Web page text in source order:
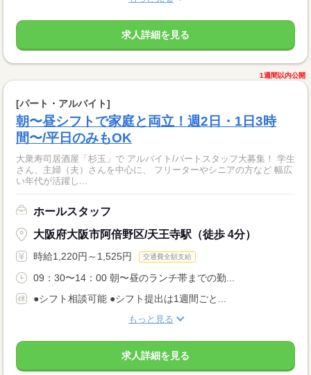
求人詳細を見る
1週間以内公開
[パート・アルバイト]
朝〜昼シフトで家庭と両立！週2日・1日3時
間〜/平日のみもOK
大衆寿司居酒屋「杉玉」で アルバイト/パートスタッフ大募集！ 学生
さん、主婦（夫）さんを中心に、 フリーターやシニアの方など 幅広
い年代が活躍し...
ホールスタッフ
大阪府大阪市阿倍野区/天王寺駅（徒歩 4分）
時給1,220円～1,525円 交通費全額支給
09：30〜14：00 朝〜昼のランチ帯までの勤...
●シフト相談可能 ●シフト提出は1週間ごと...
もっと見る
求人詳細を見る